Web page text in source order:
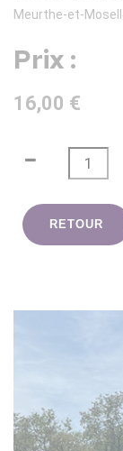
Meurthe-et-
Prix :
16,00 €
RETOUR